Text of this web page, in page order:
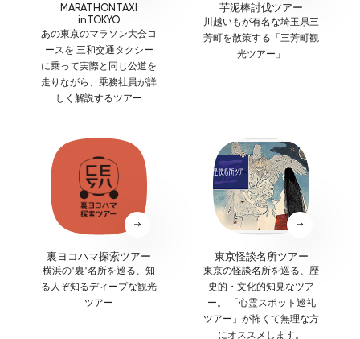
MARATHONTAXI
inTOKYO
あの東京のマラソン大会コ
ースを 三和交通タクシー
に乗って実際と同じ公道を
走りながら、乗務社員が詳
しく解説するツアー
芋泥棒討伐ツアー
川越いもが有名な埼玉県三
芳町を散策する「三芳町観
光ツアー」
裏ヨコハマ探索ツアー
横浜の“裏”名所を巡る、知
る人ぞ知るディープな観光
ツアー
東京怪談名所ツアー
東京の怪談名所を巡る、歴
史的・文化的知見なツア
ー。 「心霊スポット巡礼
ツアー」が怖くて無理な方
にオススメします。